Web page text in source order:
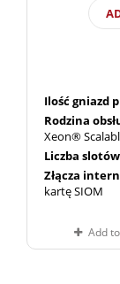
Ilość gniazd
Rodzina
Xeon®
Liczba
Złącza
kartę SIOM
Add